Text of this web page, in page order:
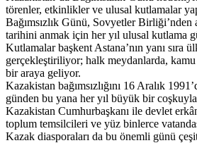
törenler, etkinlikler ve ulusal kutlamalar
Bağımsızlık Günü, Sovyetler Birliği’nden
tarihini anmak için her yıl ulusal kutlama
Kutlamalar başkent Astana’nın yanı sıra
gerçekleştiriliyor; halk meydanlarda, kamu
bir araya geliyor.
Kazakistan bağımsızlığını 16 Aralık
günden bu yana her yıl büyük bir
Kazakistan Cumhurbaşkanı ile devlet
toplum temsilcileri ve yüz binlerce
Kazak diasporaları da bu önemli günü